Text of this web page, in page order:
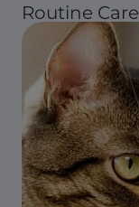
Routine Care